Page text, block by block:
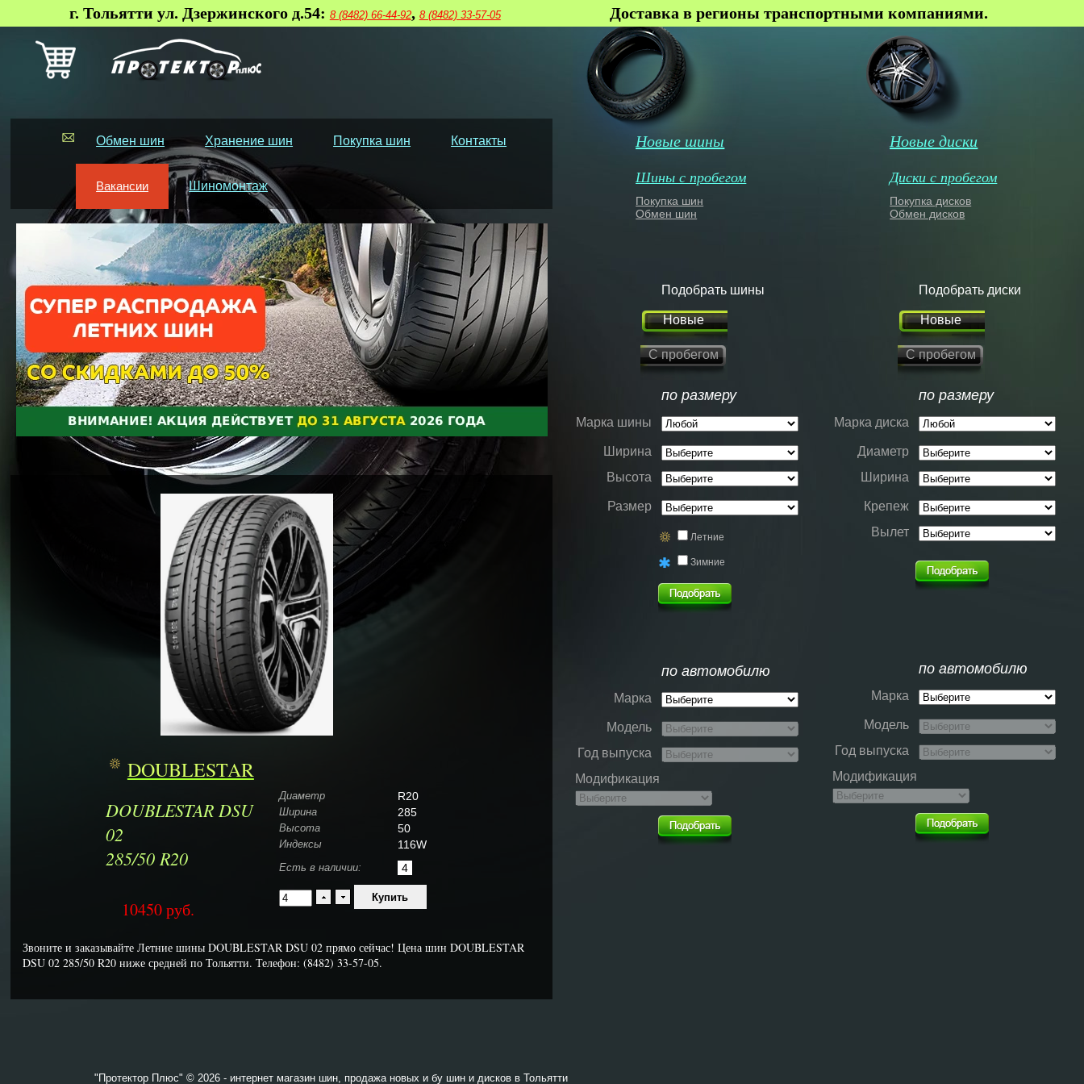
г. Тольятти ул. Дзержинского д.54: 8 (8482) 66-44-92, 8 (8482) 33-57-05 Доставка в регионы транспортными компаниями.
Обмен шин Хранение шин Покупка шин Контакты
Вакансии Шиномонтаж
DOUBLESTAR
DOUBLESTAR DSU
02
285/50 R20
10450руб.
Диаметр R20
Ширина 285
Высота 50
Индексы 116W
Есть в наличии: 4
Звоните и заказывайте Летние шины DOUBLESTAR DSU 02 прямо сейчас! Цена шин DOUBLESTAR
DSU 02 285/50 R20 ниже средней по Тольятти. Телефон: (8482) 33-57-05.
Новые шины
Шины с пробегом
Покупка шин
Обмен шин
Новые диски
Диски с пробегом
Покупка дисков
Обмен дисков
Подобрать шины
Новые
С пробегом
по размеру
Марка шины
Ширина
Высота
Размер
Летние
Зимние
по автомобилю
Марка
Модель
Год выпуска
Модификация
Подобрать диски
Новые
С пробегом
по размеру
Марка диска
Диаметр
Ширина
Крепеж
Вылет
по автомобилю
Марка
Модель
Год выпуска
Модификация
"Протектор Плюс" © 2026 - интернет магазин шин, продажа новых и бу шин и дисков в Тольятти